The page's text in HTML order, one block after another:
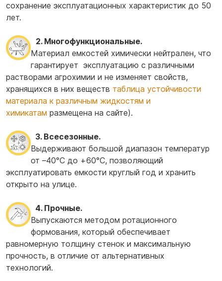
сохранение эксплуатационных характеристик до 50
лет.
2. Многофункциональные.
Материал емкостей химически нейтрален, что
гарантирует эксплуатацию с различными
растворами агрохимии и не изменяет свойств,
хранящихся в них веществ таблица устойчивости
материала к различным жидкостям и
химикатам размещена на сайте).
3. Всесезонные.
Выдерживают большой диапазон температур
от –40°С до +60°С, позволяющий
эксплуатировать емкости круглый год и хранить
открыто на улице.
4. Прочные.
Выпускаются методом ротационного
формования, который обеспечивает
равномерную толщину стенок и максимальную
прочность, в отличие от альтернативных
технологий.